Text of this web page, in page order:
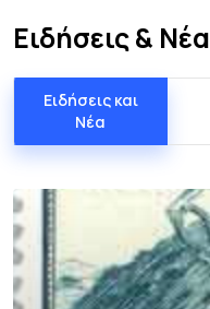
Ειδήσεις & Νέα
Ειδήσεις και
Νέα